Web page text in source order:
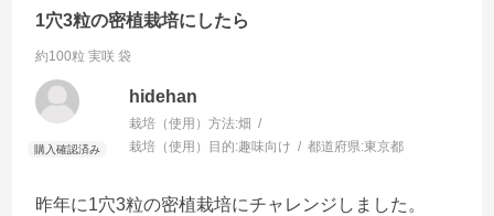
発芽しました。
1穴3粒の密植栽培にしたら
約100粒 実咲 袋
hidehan
栽培（使用）方法:畑
栽培（使用）目的:趣味向け 都道府県:東京都
昨年に1穴3粒の密植栽培にチャレンジしました。